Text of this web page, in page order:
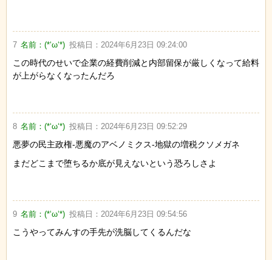
7 名前：(*‘ω‘*) 投稿日： 2024年6月23日 09:24:00
この時代のせいで企業の経費削減と内部留保が厳しくなって給料
が上がらなくなったんだろ
8 名前：(*‘ω‘*) 投稿日： 2024年6月23日 09:52:29
悪夢の民主政権-悪魔のアベノミクス‐地獄の増税クソメガネ
まだどこまで堕ちるか底が見えないという恐ろしさよ
9 名前：(*‘ω‘*) 投稿日： 2024年6月23日 09:54:56
こうやってみんすの手先が洗脳してくるんだな